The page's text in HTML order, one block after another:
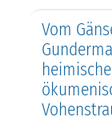
Vom